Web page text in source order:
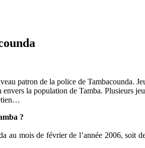
patron de la police de Tambacounda.
la population de Tamba. Plusieurs
?
au mois de février de l’année 2006, soit